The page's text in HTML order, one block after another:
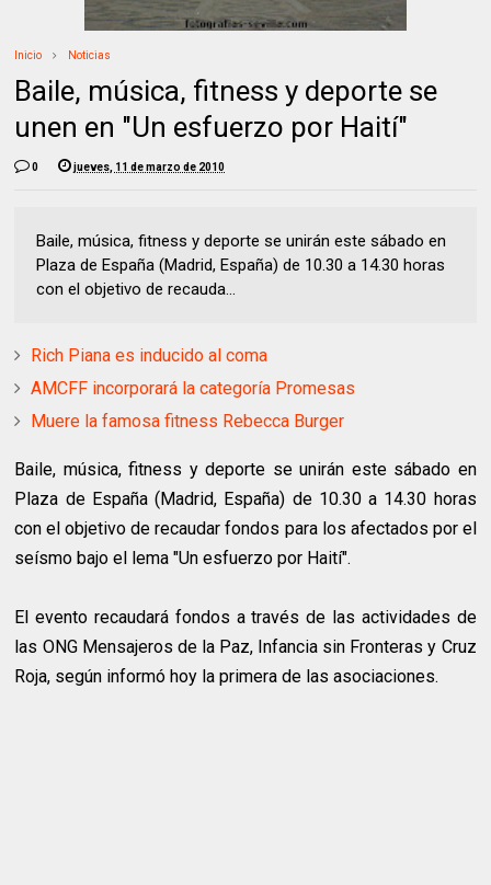
Inicio Noticias
Baile, música, fitness y deporte se
unen en "Un esfuerzo por Haití"
0 jueves, 11 de marzo de 2010
Baile, música, fitness y deporte se unirán este sábado en
Plaza de España (Madrid, España) de 10.30 a 14.30 horas
con el objetivo de recauda...
Rich Piana es inducido al coma
AMCFF incorporará la categoría Promesas
Muere la famosa fitness Rebecca Burger
Baile, música, fitness y deporte se unirán este sábado en
Plaza de España (Madrid, España) de 10.30 a 14.30 horas
con el objetivo de recaudar fondos para los afectados por el
seísmo bajo el lema "Un esfuerzo por Haití".
El evento recaudará fondos a través de las actividades de
las ONG Mensajeros de la Paz, Infancia sin Fronteras y Cruz
Roja, según informó hoy la primera de las asociaciones.